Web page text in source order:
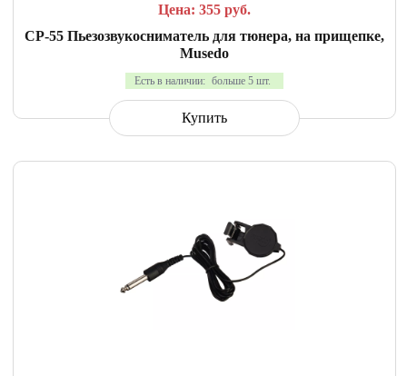
Цена: 355 руб.
CP-55 Пьезозвукосниматель для тюнера, на прищепке,
Musedo
Есть в наличии: больше 5 шт.
Купить